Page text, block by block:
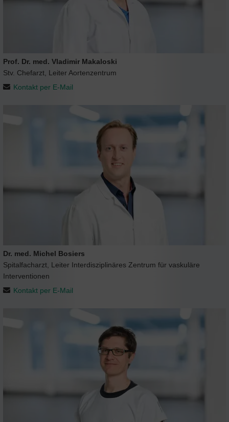
Prof. Dr. med. Vladimir Makaloski
Stv. Chefarzt, Leiter Aortenzentrum
Kontakt per E-Mail
Dr. med. Michel Bosiers
Spitalfacharzt, Leiter Interdisziplinäres Zentrum für vaskuläre
Interventionen
Kontakt per E-Mail